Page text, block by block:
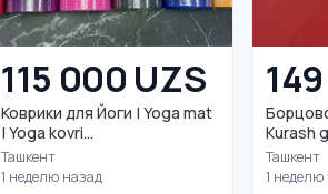
115 000 UZS
Коврики для Йоги | Yoga mat
| Yoga kovri...
Ташкент
1 неделю назад
Kurash
Ташкент
1 неделю